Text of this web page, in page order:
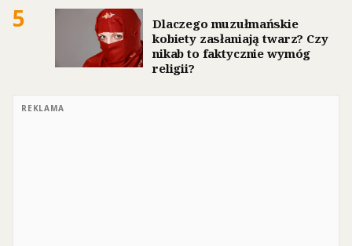
5
Dlaczego muzułmańskie
kobiety zasłaniają twarz? Czy
nikab to faktycznie wymóg
religii?
REKLAMA